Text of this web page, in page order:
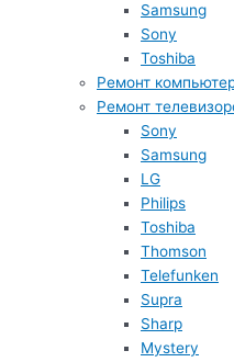
Samsung
Sony
Toshiba
Ремонт
Ремонт
Sony
Samsung
LG
Philips
Toshiba
Thomson
Telefunken
Supra
Sharp
Mystery